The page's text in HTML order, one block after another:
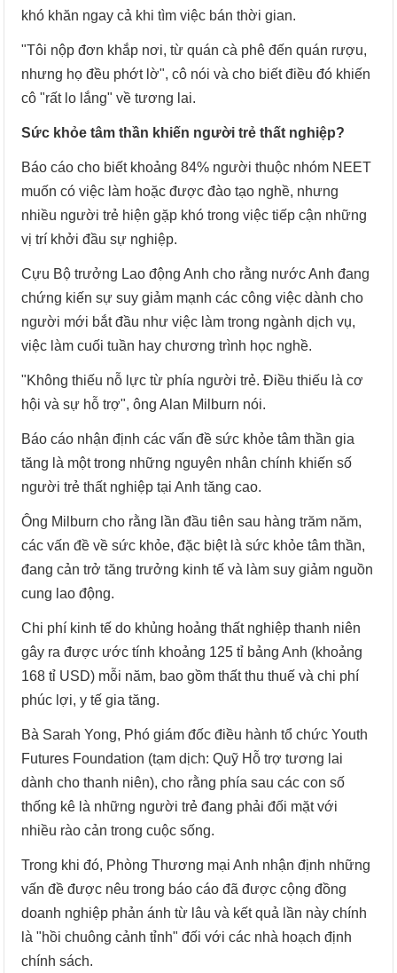
khó khăn ngay cả khi tìm việc bán thời gian.
"Tôi nộp đơn khắp nơi, từ quán cà phê đến quán rượu,
nhưng họ đều phớt lờ", cô nói và cho biết điều đó khiến
cô "rất lo lắng" về tương lai.
Sức khỏe tâm thần khiến người trẻ thất nghiệp?
Báo cáo cho biết khoảng 84% người thuộc nhóm NEET
muốn có việc làm hoặc được đào tạo nghề, nhưng
nhiều người trẻ hiện gặp khó trong việc tiếp cận những
vị trí khởi đầu sự nghiệp.
Cựu Bộ trưởng Lao động Anh cho rằng nước Anh đang
chứng kiến sự suy giảm mạnh các công việc dành cho
người mới bắt đầu như việc làm trong ngành dịch vụ,
việc làm cuối tuần hay chương trình học nghề.
"Không thiếu nỗ lực từ phía người trẻ. Điều thiếu là cơ
hội và sự hỗ trợ", ông Alan Milburn nói.
Báo cáo nhận định các vấn đề sức khỏe tâm thần gia
tăng là một trong những nguyên nhân chính khiến số
người trẻ thất nghiệp tại Anh tăng cao.
Ông Milburn cho rằng lần đầu tiên sau hàng trăm năm,
các vấn đề về sức khỏe, đặc biệt là sức khỏe tâm thần,
đang cản trở tăng trưởng kinh tế và làm suy giảm nguồn
cung lao động.
Chi phí kinh tế do khủng hoảng thất nghiệp thanh niên
gây ra được ước tính khoảng 125 tỉ bảng Anh (khoảng
168 tỉ USD) mỗi năm, bao gồm thất thu thuế và chi phí
phúc lợi, y tế gia tăng.
Bà Sarah Yong, Phó giám đốc điều hành tổ chức Youth
Futures Foundation (tạm dịch: Quỹ Hỗ trợ tương lai
dành cho thanh niên), cho rằng phía sau các con số
thống kê là những người trẻ đang phải đối mặt với
nhiều rào cản trong cuộc sống.
Trong khi đó, Phòng Thương mại Anh nhận định những
vấn đề được nêu trong báo cáo đã được cộng đồng
doanh nghiệp phản ánh từ lâu và kết quả lần này chính
là "hồi chuông cảnh tỉnh" đối với các nhà hoạch định
chính sách.